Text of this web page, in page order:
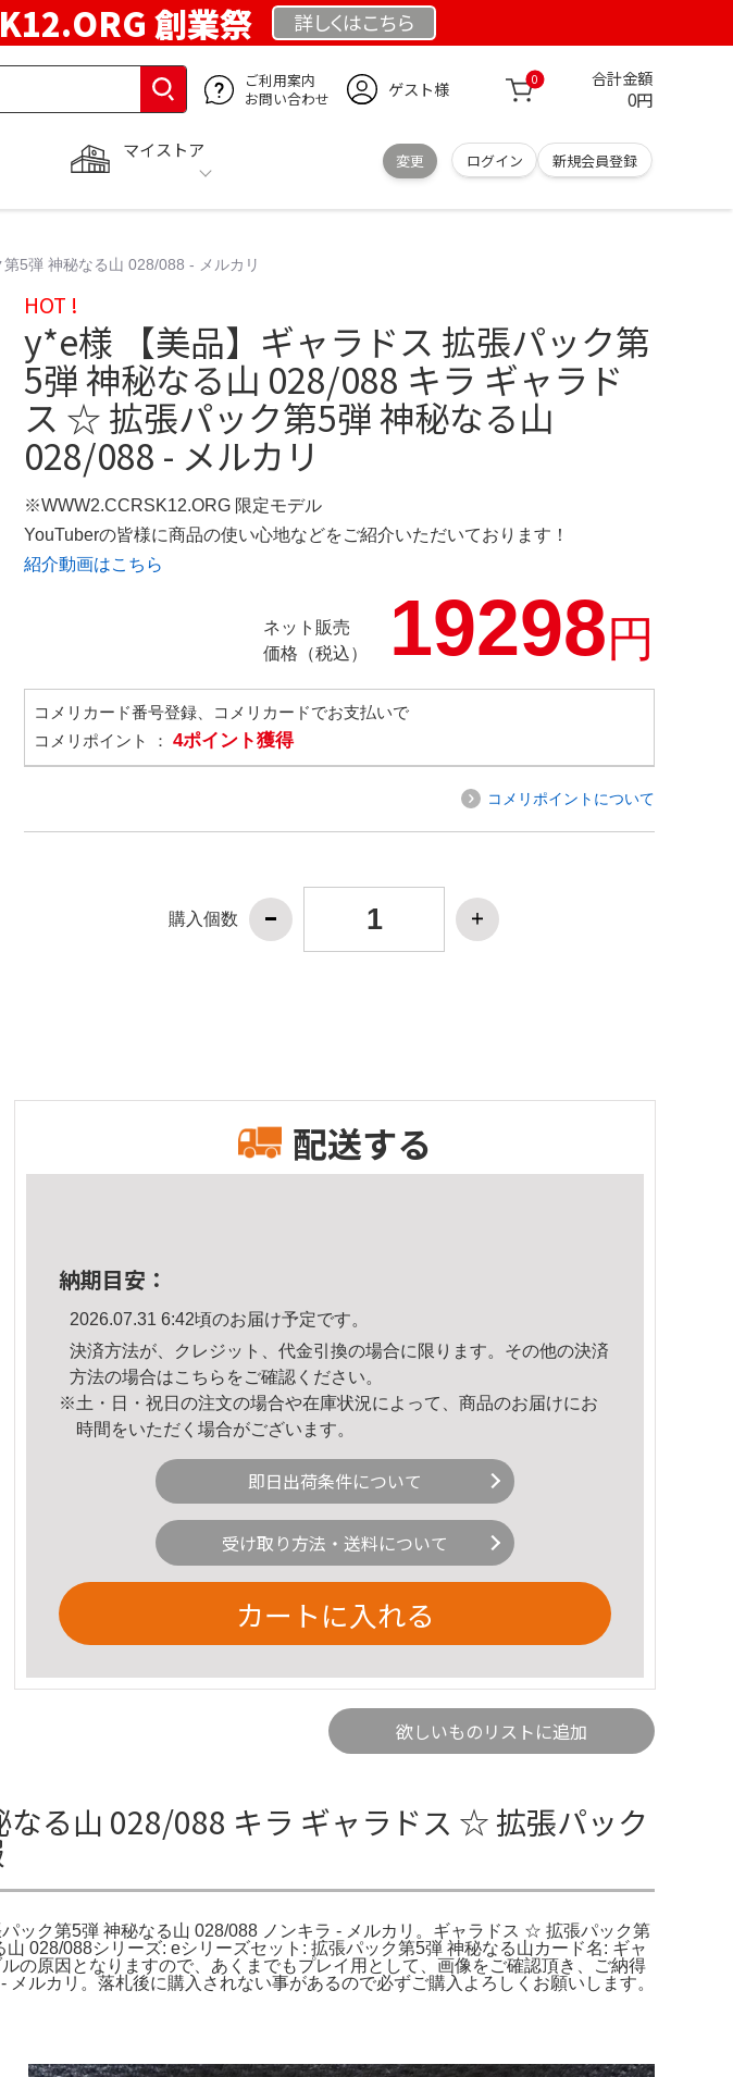
創業祭 詳しくはこちら
ご利用案内
お問い合わせ
ゲスト様 0 合計金額
0円
マイストア
変更 ログイン 新規会員登録
5弾 神秘なる山 028/088 - メルカリ
HOT !
y*e様 【美品】ギャラドス 拡張パック第
5弾 神秘なる山 028/088 キラ ギャラド
ス ☆ 拡張パック第5弾 神秘なる山
028/088 - メルカリ
※WWW2.CCRSK12.ORG 限定モデル
YouTuberの皆様に商品の使い心地などをご紹介いただいております！
紹介動画はこちら
ネット販売
価格（税込）
19298円
コメリカード番号登録、コメリカードでお支払いで
コメリポイント ： 4ポイント獲得
コメリポイントについて
購入個数
配送する
納期目安：
2026.07.31 6:42頃のお届け予定です。
決済方法が、クレジット、代金引換の場合に限ります。その他の決済
方法の場合はこちら をご確認ください。
※土・日・祝日の注文の場合や在庫状況によって、商品のお届けにお
時間をいただく場合がございます。
即日出荷条件について
受け取り方法・送料について
カートに入れる
欲しいものリストに追加
る山 028/088 キラ ギャラドス ☆ 拡張パック
ク第5弾 神秘なる山 028/088 ノンキラ - メルカリ。ギャラドス ☆ 拡張パック第
028/088シリーズ: eシリーズセット: 拡張パック第5弾 神秘なる山カード名: ギャ
原因となりますので、あくまでもプレイ用として、画像をご確認頂き、ご納得
ルカリ。落札後に購入されない事があるので必ずご購入よろしくお願いします。